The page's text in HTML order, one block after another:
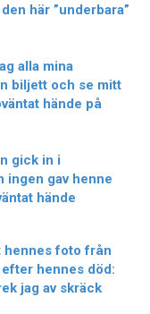
här ”underbara”
alla mina
biljett och se mitt
hände på
gick in i
ingen gav henne
hände
hennes foto från
hennes död:
jag av skräck